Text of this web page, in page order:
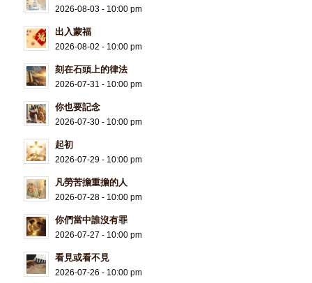
2026-08-03 - 10:00 pm
出入蒙福
2026-08-02 - 10:00 pm
刻在石頭上的律法
2026-07-31 - 10:00 pm
你也要記念
2026-07-30 - 10:00 pm
起初
2026-07-29 - 10:00 pm
凡勞苦擔重擔的人
2026-07-28 - 10:00 pm
你們當中誰沒有罪
2026-07-27 - 10:00 pm
看見或看不見
2026-07-26 - 10:00 pm